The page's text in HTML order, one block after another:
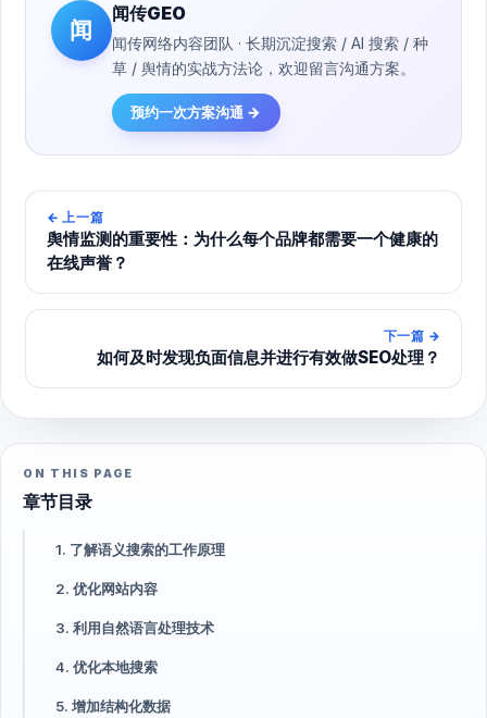
闻
闻传GEO
闻传网络内容团队 · 长期沉淀搜索 / AI 搜索 / 种
草 / 舆情的实战方法论，欢迎留言沟通方案。
预约一次方案沟通 →
← 上一篇
舆情监测的重要性：为什么每个品牌都需要一个健康的
在线声誉？
下一篇 →
如何及时发现负面信息并进行有效做SEO处理？
ON THIS PAGE
章节目录
1. 了解语义搜索的工作原理
2. 优化网站内容
3. 利用自然语言处理技术
4. 优化本地搜索
5. 增加结构化数据